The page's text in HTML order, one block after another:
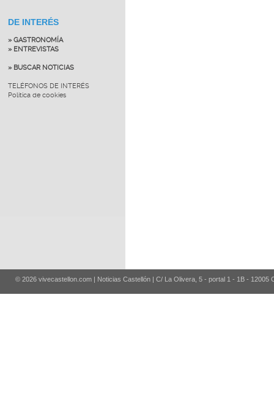
DE INTERÉS
» GASTRONOMÍA
» ENTREVISTAS
» BUSCAR NOTICIAS
TELÉFONOS DE INTERÉS
Política de cookies
© 2026 vivecastellon.com | Noticias Castellón | C/ La Olivera, 5 - portal 1 - 1B - 12005